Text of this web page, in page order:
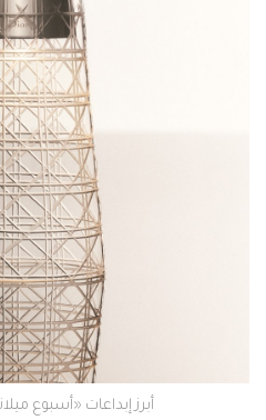
أبرز إبداعات «أسبوع ميلانو